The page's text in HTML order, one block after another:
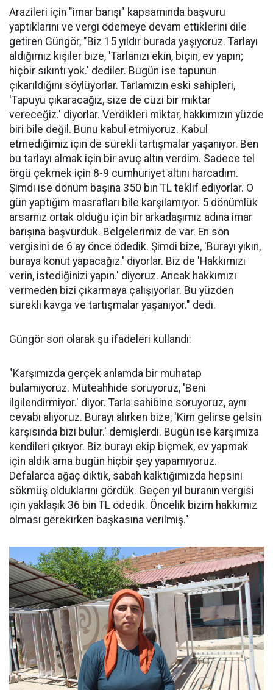
Arazileri için "imar barışı" kapsamında başvuru
yaptıklarını ve vergi ödemeye devam ettiklerini dile
getiren Güngör, "Biz 15 yıldır burada yaşıyoruz. Tarlayı
aldığımız kişiler bize, 'Tarlanızı ekin, biçin, ev yapın;
hiçbir sıkıntı yok.' dediler. Bugün ise tapunun
çıkarıldığını söylüyorlar. Tarlamızın eski sahipleri,
'Tapuyu çıkaracağız, size de cüzi bir miktar
vereceğiz.' diyorlar. Verdikleri miktar, hakkımızın yüzde
biri bile değil. Bunu kabul etmiyoruz. Kabul
etmediğimiz için de sürekli tartışmalar yaşanıyor. Ben
bu tarlayı almak için bir avuç altın verdim. Sadece tel
örgü çekmek için 8-9 cumhuriyet altını harcadım.
Şimdi ise dönüm başına 350 bin TL teklif ediyorlar. O
gün yaptığım masrafları bile karşılamıyor. 5 dönümlük
arsamız ortak olduğu için bir arkadaşımız adına imar
barışına başvurduk. Belgelerimiz de var. En son
vergisini de 6 ay önce ödedik. Şimdi bize, 'Burayı yıkın,
buraya konut yapacağız.' diyorlar. Biz de 'Hakkımızı
verin, istediğinizi yapın.' diyoruz. Ancak hakkımızı
vermeden bizi çıkarmaya çalışıyorlar. Bu yüzden
sürekli kavga ve tartışmalar yaşanıyor." dedi.
Güngör son olarak şu ifadeleri kullandı:
"Karşımızda gerçek anlamda bir muhatap
bulamıyoruz. Müteahhide soruyoruz, 'Beni
ilgilendirmiyor.' diyor. Tarla sahibine soruyoruz, aynı
cevabı alıyoruz. Burayı alırken bize, 'Kim gelirse gelsin
karşısında bizi bulur.' demişlerdi. Bugün ise karşımıza
kendileri çıkıyor. Biz burayı ekip biçmek, ev yapmak
için aldık ama bugün hiçbir şey yapamıyoruz.
Defalarca ağaç diktik, sabah kalktığımızda hepsini
sökmüş olduklarını gördük. Geçen yıl buranın vergisi
için yaklaşık 36 bin TL ödedik. Öncelik bizim hakkımız
olması gerekirken başkasına verilmiş."